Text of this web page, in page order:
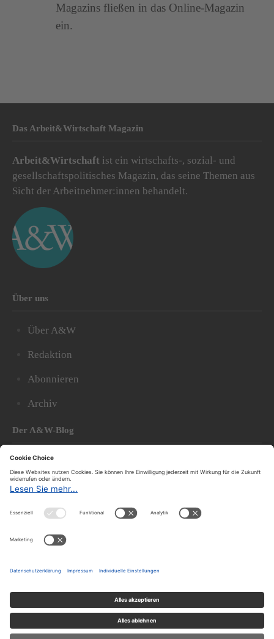
Magazins fließen in das Online-Magazin
ein.
Das Arbeit&Wirtschaft Magazin
Arbeit&Wirtschaft ist ein wirtschafts-, sozial- und
gesellschaftspolitisches Magazin, das seine Themen aus
Sicht der Arbeitnehmer:innen behandelt.
Über uns
Über A&W
Redaktion
Abonnieren
Archiv
Der A&W-Blog
DerA&W-Blog
hat sich in den vergangenen Jahren zu einem der
bedeutendsten politischen Blogs in Österreich
entwickelt.
Impressum und Offenlegung|
Datenschutzeinstellungen